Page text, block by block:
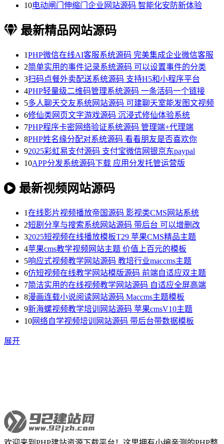
10电动闸门伸缩门企业网站源码 智能化安防新体验
最新精品网站源码
1PHP微信在线AI客服系统源码 完美集成企业微信客服
2简单实用的事件记录系统源码 可以设置事件的分类
3扫码点餐外卖配送系统源码 支持H5和小程序平台
4PHP轻量级二维码管理系统源码 一条活码一个链接
5多人聊天交友系统网站源码 可建聊天室能发图文视频
6修仙类网页文字游戏源码 沉浸式修仙体验系统
7PHP程序卡密网络验证系统源码 管理端+代理端
8PHP姓名缘分配对系统源码 看看朋友是否喜欢你
92025彩虹易支付源码 支付宝微信网银京东paypal
10APP分发系统源码下载 应用分发托管运营版
最新视频网站源码
1在线影片视频播放帝国源码 影视类CMS网站系统
2短剧分享与搜索系统网站源码 带后台 可以增删改
32025短视频在线播放模板T29 苹果CMS精品主题
4苹果cms教学视频网站主题 价值上百元的模板
5响应式视频教学网站源码 教培行业maccms主题
6仿短视频在线教学网站模版源码 前端自适应双主题
7简洁实用的在线视频教学网站源码 自适应全屏高端
8漫画连载小说阅读网站源码 Maccms主题模板
9新海螺视频教学培训网站源码 苹果cmsV10主题
10网络自学视频培训网站源码 带后台带数据模板
展开